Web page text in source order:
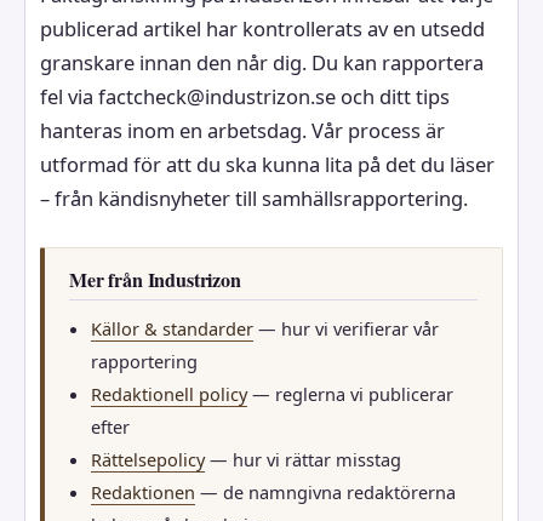
publicerad artikel har kontrollerats av en utsedd
granskare innan den når dig. Du kan rapportera
fel via factcheck@industrizon.se och ditt tips
hanteras inom en arbetsdag. Vår process är
utformad för att du ska kunna lita på det du läser
– från kändisnyheter till samhällsrapportering.
Mer från Industrizon
Källor & standarder — hur vi verifierar vår
rapportering
Redaktionell policy— reglerna vi publicerar
efter
Rättelsepolicy— hur vi rättar misstag
Redaktionen — de namngivna redaktörerna